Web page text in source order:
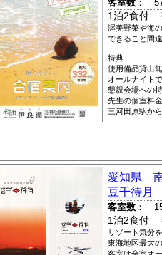
客室数 ：
1泊2食付
渥美野菜や海
できること間
特典
使用備品貸出
オールナイト
懇親会場への
先生の個室料
三河田原駅か
愛知県
豆千待月
客室数 ：
1泊2食付
リゾート気分
東海地区最大